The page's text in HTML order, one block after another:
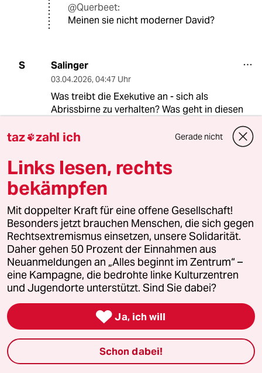
@Querbeet:
Meinen sie nicht moderner David?
S Salinger
03.04.2026, 04:47 Uhr
Was treibt die Exekutive an - sich als
Abrissbirne zu verhalten? Was geht in diesen
8G 841431 (Profil gelöscht)
02.04.2026
Bei Frau Merkel hieß es - sie, als Physikerin
"bedenkt alles vom Ende her". Und die
Söder`sche Potenzierung: alles hat ein Ende -
nur die Wurst...
Das ist so eine Sache mit dem Ende der Union.
Frau Merkel ließ Dauerumfragen aufsetzen und
entsprechend den Empfindlichkeiten wurde
etwas getan (und zwar in Mengen): Nichts. Man
wollte die Bürger nicht durch Tätigkeit
verschrecken. Dann sitzen die Plaudertaschen
bei Lanz und berichten voll Stolz, was alles
(und zu Recht) nicht getan wurde. Mehr vom
Falschen, mehr Zurück, mehr Verschleiß, mehr
taz zahl ich Gerade nicht
Links lesen, rechts
bekämpfen
Mit doppelter Kraft für eine offene Gesellschaft!
Besonders jetzt brauchen Menschen, die sich gegen
Rechtsextremismus einsetzen, unsere Solidarität.
Daher gehen 50 Prozent der Einnahmen aus
Neuanmeldungen an „Alles beginnt im Zentrum“ –
eine Kampagne, die bedrohte linke Kulturzentren
und Jugendorte unterstützt. Sind Sie dabei?
 Ja, ich will
Schon dabei!